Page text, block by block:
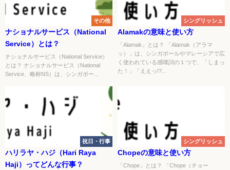
その他
ナショナルサービス（National
Service）とは？
ナショナルサービス（National Service）
とは？ ナショナルサービス（National
Service、略称NS）は、シンガポー...
シングリッシュ
Alamakの意味と使い方
「Alamak」とは？ 「Alamak（アラマ
ッ）」は、シンガポールやマレーシアで広
く使われている感嘆詞の１つで、「しまっ
た！」「ええっ!?...
祝日・行事
ハリラヤ・ハジ（Hari Raya
Haji）ってどんな行事？
シングリッシュ
Chopeの意味と使い方
「Chope」とは？ 「Chope（チョー